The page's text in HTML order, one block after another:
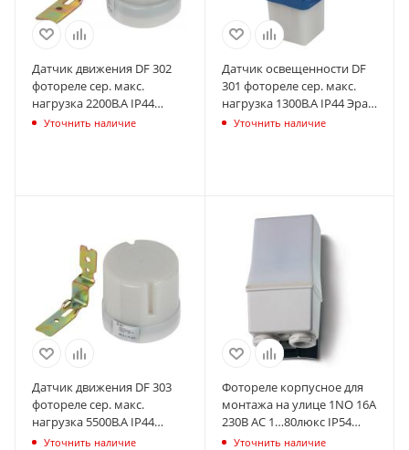
Датчик движения DF 302
фотореле сер. макс.
нагрузка 2200В.А IP44
(1001800) Эра Б0043805
Уточнить наличие
Датчик освещенности DF
301 фотореле сер. макс.
нагрузка 1300В.А IP44 Эра
Б0043804
Уточнить наличие
Датчик движения DF 303
фотореле сер. макс.
нагрузка 5500В.А IP44
(501050) Эра Б0043806
Уточнить наличие
Фотореле корпусное для
монтажа на улице 1NO 16А
230В AC 1…80люкс IP54
FINDER 104182300000
Уточнить наличие